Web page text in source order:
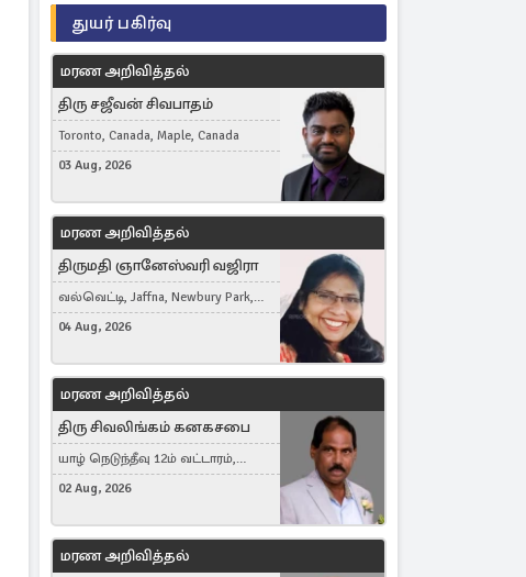
துயர் பகிர்வு
மரண அறிவித்தல்
திரு சஜீவன் சிவபாதம்
Toronto, Canada, Maple, Canada
03 Aug, 2026
மரண அறிவித்தல்
திருமதி ஞானேஸ்வரி வஜிரா
வல்வெட்டி, Jaffna, Newbury Park,
United Kingdom
04 Aug, 2026
மரண அறிவித்தல்
திரு சிவலிங்கம் கனகசபை
யாழ் நெடுந்தீவு 12ம் வட்டாரம்,
Jaffna, நயினாதீவு, London, United
02 Aug, 2026
மரண அறிவித்தல்